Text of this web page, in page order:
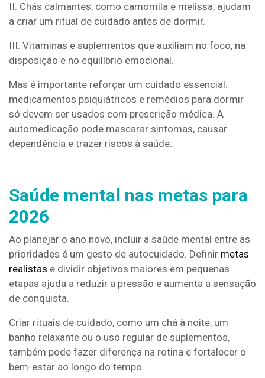
II. Chás calmantes, como camomila e melissa, ajudam
a criar um ritual de cuidado antes de dormir.
III. Vitaminas e suplementos que auxiliam no foco, na
disposição e no equilíbrio emocional.
Mas é importante reforçar um cuidado essencial:
medicamentos psiquiátricos e remédios para dormir
só devem ser usados com prescrição médica. A
automedicação pode mascarar sintomas, causar
dependência e trazer riscos à saúde.
Saúde mental nas metas para
2026
Ao planejar o ano novo, incluir a saúde mental entre as
prioridades é um gesto de autocuidado. Definir metas
realistas e dividir objetivos maiores em pequenas
etapas ajuda a reduzir a pressão e aumenta a sensação
de conquista.
Criar rituais de cuidado, como um chá à noite, um
banho relaxante ou o uso regular de suplementos,
também pode fazer diferença na rotina e fortalecer o
bem-estar ao longo do tempo.